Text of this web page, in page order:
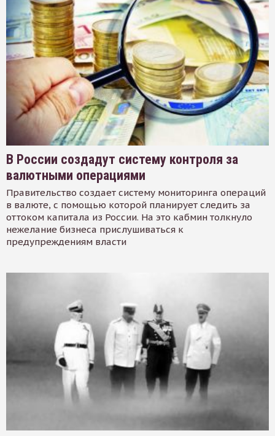
В России создадут систему контроля за
валютными операциями
Правительство создает систему мониторинга операций
в валюте, с помощью которой планирует следить за
оттоком капитала из России. На это кабмин толкнуло
нежелание бизнеса прислушиваться к
предупреждениям власти